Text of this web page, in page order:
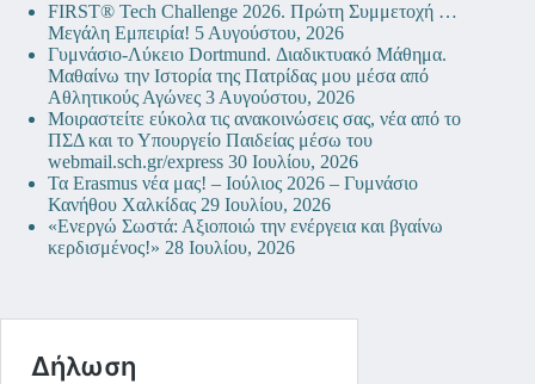
FIRST® Tech Challenge 2026. Πρώτη Συμμετοχή …
Μεγάλη Εμπειρία! 5 Αυγούστου, 2026
Γυμνάσιο-Λύκειο Dortmund. Διαδικτυακό Μάθημα.
Μαθαίνω την Ιστορία της Πατρίδας μου μέσα από
Αθλητικούς Αγώνες 3 Αυγούστου, 2026
Μοιραστείτε εύκολα τις ανακοινώσεις σας, νέα από το
ΠΣΔ και το Υπουργείο Παιδείας μέσω του
webmail.sch.gr/express 30 Ιουλίου, 2026
Τα Erasmus νέα μας! – Ιούλιος 2026 – Γυμνάσιο
Κανήθου Χαλκίδας 29 Ιουλίου, 2026
«Ενεργώ Σωστά: Αξιοποιώ την ενέργεια και βγαίνω
κερδισμένος!» 28 Ιουλίου, 2026